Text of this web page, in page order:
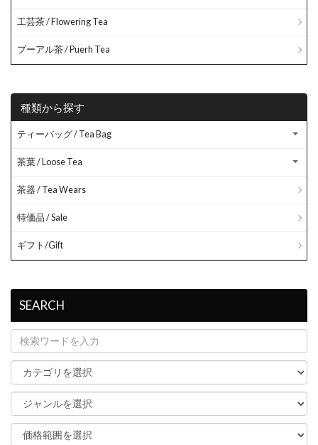
工芸茶 / Flowering Tea
プーアル茶 / Puerh Tea
種類から探す
ティーバッグ / Tea Bag
茶葉 / Loose Tea
茶器 / Tea Wears
特価品 / Sale
ギフト/Gift
SEARCH